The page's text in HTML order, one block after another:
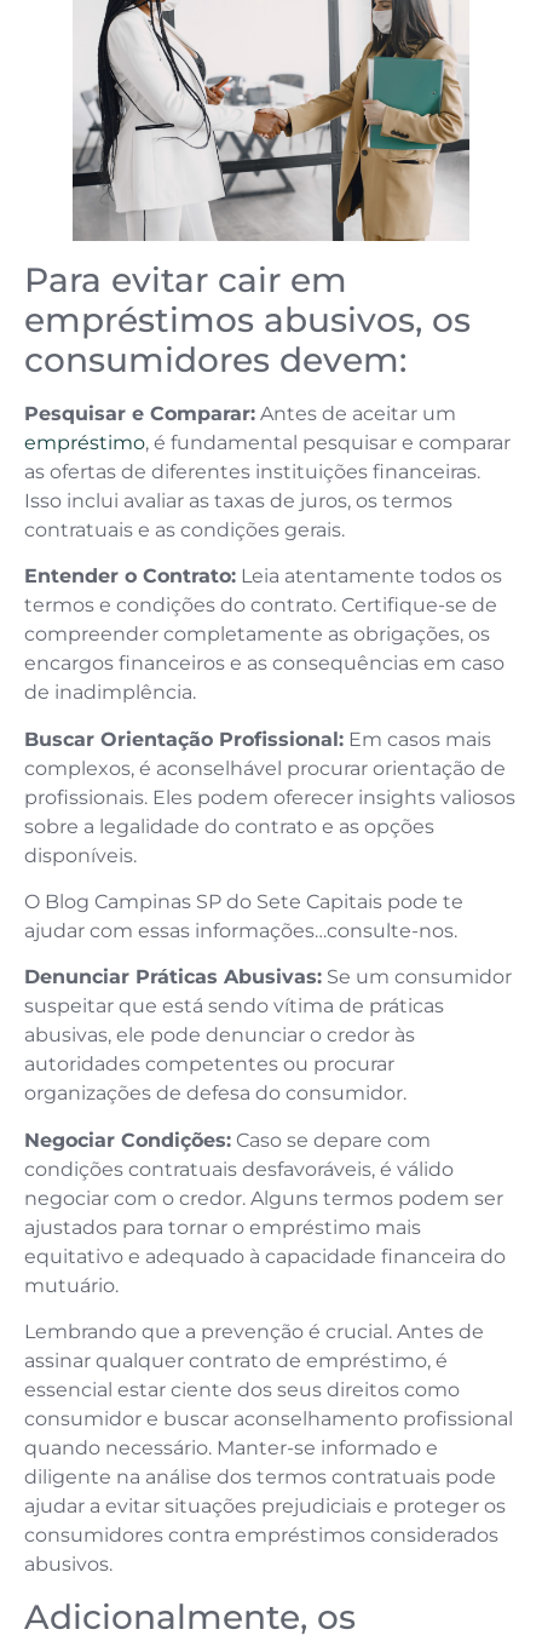
Para evitar cair em
empréstimos abusivos, os
consumidores devem:
Pesquisar e Comparar: Antes de aceitar um
empréstimo, é fundamental pesquisar e comparar
as ofertas de diferentes instituições financeiras.
Isso inclui avaliar as taxas de juros, os termos
contratuais e as condições gerais.
Entender o Contrato: Leia atentamente todos os
termos e condições do contrato. Certifique-se de
compreender completamente as obrigações, os
encargos financeiros e as consequências em caso
de inadimplência.
Buscar Orientação Profissional: Em casos mais
complexos, é aconselhável procurar orientação de
profissionais. Eles podem oferecer insights valiosos
sobre a legalidade do contrato e as opções
disponíveis.
O Blog Campinas SP do Sete Capitais pode te
ajudar com essas informações…consulte-nos.
Denunciar Práticas Abusivas: Se um consumidor
suspeitar que está sendo vítima de práticas
abusivas, ele pode denunciar o credor às
autoridades competentes ou procurar
organizações de defesa do consumidor.
Negociar Condições: Caso se depare com
condições contratuais desfavoráveis, é válido
negociar com o credor. Alguns termos podem ser
ajustados para tornar o empréstimo mais
equitativo e adequado à capacidade financeira do
mutuário.
Lembrando que a prevenção é crucial. Antes de
assinar qualquer contrato de empréstimo, é
essencial estar ciente dos seus direitos como
consumidor e buscar aconselhamento profissional
quando necessário. Manter-se informado e
diligente na análise dos termos contratuais pode
ajudar a evitar situações prejudiciais e proteger os
consumidores contra empréstimos considerados
abusivos.
Adicionalmente, os